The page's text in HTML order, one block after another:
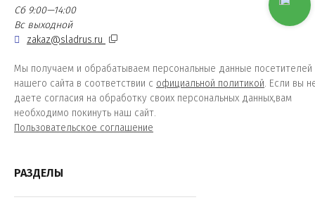
Сб 9:00—14:00
Вс выходной
zakaz@sladrus.ru
Мы получаем и обрабатываем персональные данные посетителей
нашего сайта в соответствии с официальной политикой. Если вы
даете согласия на обработку своих персональных данных,вам
необходимо покинуть наш сайт.
Пользовательское соглашение
РАЗДЕЛЫ